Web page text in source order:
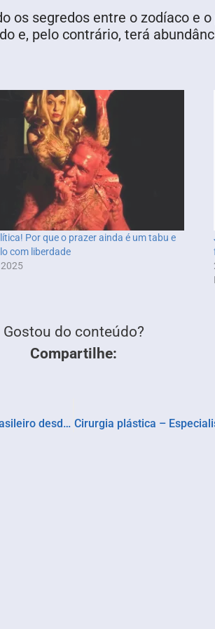
os segredos entre o zodíaco e
e, pelo contrário, terá
Por que o prazer ainda é um tabu e
com liberdade
Gostou do conteúdo?
Compartilhe:
Mamonas Assassinas: Filme tem a maior abertura de filme brasileiro desde 2020